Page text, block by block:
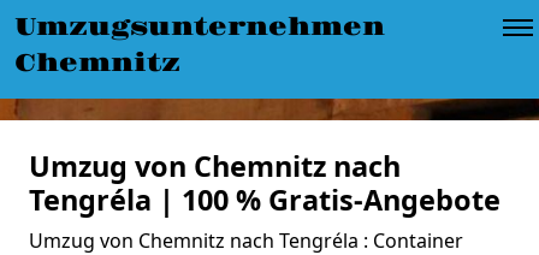
Umzugsunternehmen
Chemnitz
Umzug von Chemnitz nach
Tengréla | 100 % Gratis-Angebote
Umzug von Chemnitz nach Tengréla : Container